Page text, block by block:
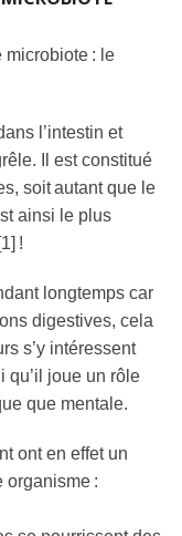
microbiote : le
l’intestin et
Il est constitué
soit autant que le
ainsi le plus
!
longtemps car
digestives, cela
s’y intéressent
qu’il joue un rôle
que mentale.
ont en effet un
organisme :